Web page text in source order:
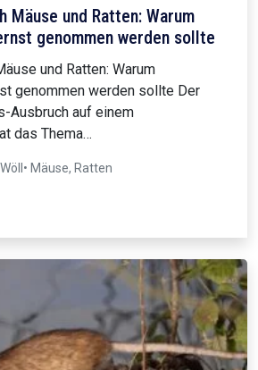
Mäuse und Ratten: Warum
genommen werden sollte
und Ratten: Warum
genommen werden sollte Der
Ausbruch auf einem
das Thema…
• Mäuse, Ratten